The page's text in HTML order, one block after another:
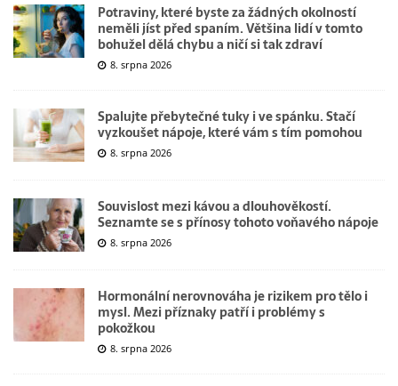
Potraviny, které byste za žádných okolností
neměli jíst před spaním. Většina lidí v tomto
bohužel dělá chybu a ničí si tak zdraví
8. srpna 2026
Spalujte přebytečné tuky i ve spánku. Stačí
vyzkoušet nápoje, které vám s tím pomohou
8. srpna 2026
Souvislost mezi kávou a dlouhověkostí.
Seznamte se s přínosy tohoto voňavého nápoje
8. srpna 2026
Hormonální nerovnováha je rizikem pro tělo i
mysl. Mezi příznaky patří i problémy s
pokožkou
8. srpna 2026